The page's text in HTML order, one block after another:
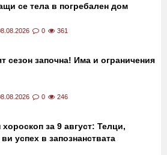
се тела в погребален дом
0 361
сезон започна! Има и ограничения
0 246
за 9 август: Телци,
успех в запознанствата